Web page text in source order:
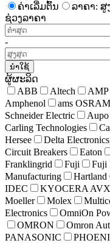
ຄ່າເລີ່ມຕົ້ນ
ລາຄາ: ສູ
ຊ່ວງລາຄາ
-
ນຳໃຊ້
ຜູ້ຜະລິດ
ABB
Altech
AMP
Amphenol
ams OSRAM
Schneider Electric
Aupo
Carling Technologies
Hersee
Delta
Circuit Breakers
Eaton
Franklingrid
Fuji Fuji
Manufacturing
Hartland
IDEC
KYOCERA AVX
Moeller
Molex
Electronics
OmniOn
OMRON
Omron
PANASONIC